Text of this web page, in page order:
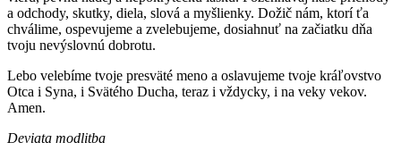
a odchody, skutky, diela, slová a myšlienky. Dožič nám, ktorí ťa
chválime, ospevujeme a zvelebujeme, dosiahnuť na začiatku dňa
tvoju nevýslovnú dobrotu.
Lebo velebíme tvoje presväté meno a oslavujeme tvoje kráľovstvo
Otca i Syna, i Svätého Ducha, teraz i vždycky, i na veky vekov.
Amen.
Deviata modlitba